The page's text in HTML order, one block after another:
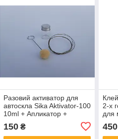
Разовий активатор для
автоскла Sika Aktivator-100
10ml + Апликатор +
150₴
2-х
для
450